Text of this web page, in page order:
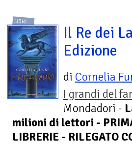
LIBRI
Il Re dei
Edizione
di Cornelia
I grandi del
Mondadori -
milioni di lettori -
LIBRERIE - RILEGATO